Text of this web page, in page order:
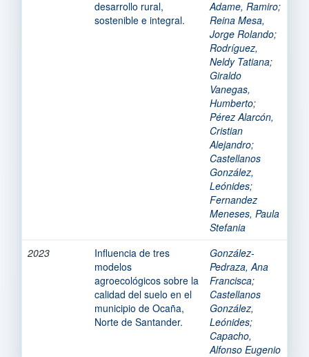
desarrollo rural,
sostenible e integral.
Adame, Ramiro;
Reina Mesa,
Jorge Rolando;
Rodríguez,
Neldy Tatiana;
Giraldo
Vanegas,
Humberto;
Pérez Alarcón,
Cristian
Alejandro;
Castellanos
González,
Leónides;
Fernandez
Meneses, Paula
Stefania
2023
Influencia de tres
modelos
agroecológicos sobre la
calidad del suelo en el
municipio de Ocaña,
Norte de Santander.
González-
Pedraza, Ana
Francisca;
Castellanos
González,
Leónides;
Capacho,
Alfonso Eugenio